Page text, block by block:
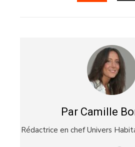
Par Camille
Rédactrice en chef Univers